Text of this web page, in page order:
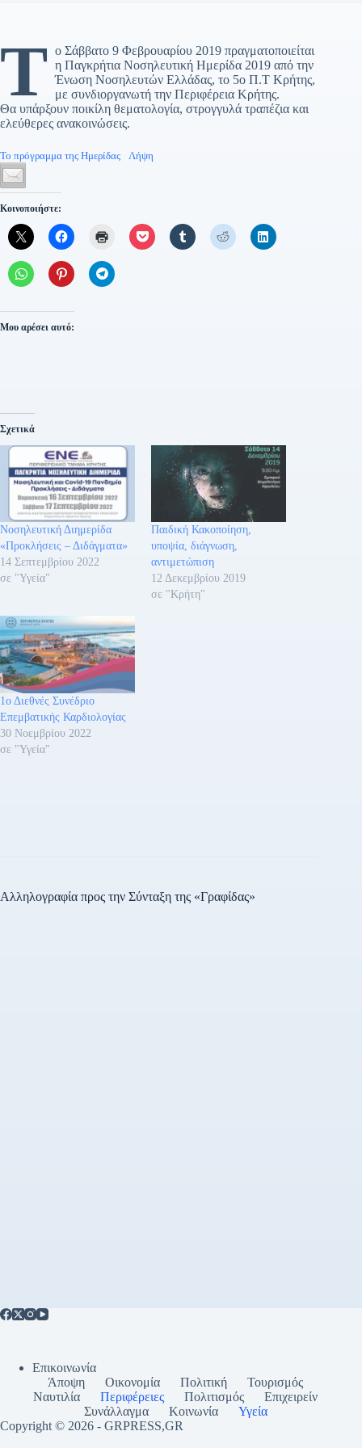
Τ ο Σάββατο 9 Φεβρουαρίου 2019 πραγματοποιείται
η Παγκρήτια Νοσηλευτική Ημερίδα 2019 από την
Ένωση Νοσηλευτών Ελλάδας, το 5ο Π.Τ Κρήτης,
με συνδιοργανωτή την Περιφέρεια Κρήτης.
Θα υπάρξουν ποικίλη θεματολογία, στρογγυλά τραπέζια και
ελεύθερες ανακοινώσεις.
Το πρόγραμμα της Ημερίδας Λήψη
Κοινοποιήστε:
Μου αρέσει αυτό:
Σχετικά
Νοσηλευτική Διημερίδα
«Προκλήσεις – Διδάγματα»
14 Σεπτεμβρίου 2022
σε "Υγεία"
Παιδική Κακοποίηση,
υποψία, διάγνωση,
αντιμετώπιση
12 Δεκεμβρίου 2019
σε "Κρήτη"
1ο Διεθνές Συνέδριο
Επεμβατικής Καρδιολογίας
30 Νοεμβρίου 2022
σε "Υγεία"
Αλληλογραφία προς την Σύνταξη της «Γραφίδας»
Επικοινωνία
Άποψη
Οικονομία Πολιτική
Τουρισμός
Ναυτιλία
Περιφέρειες Πολιτισμός
Επιχειρείν
Συνάλλαγμα
Κοινωνία
Υγεία
Copyright © 2026 - GRPRESS,GR